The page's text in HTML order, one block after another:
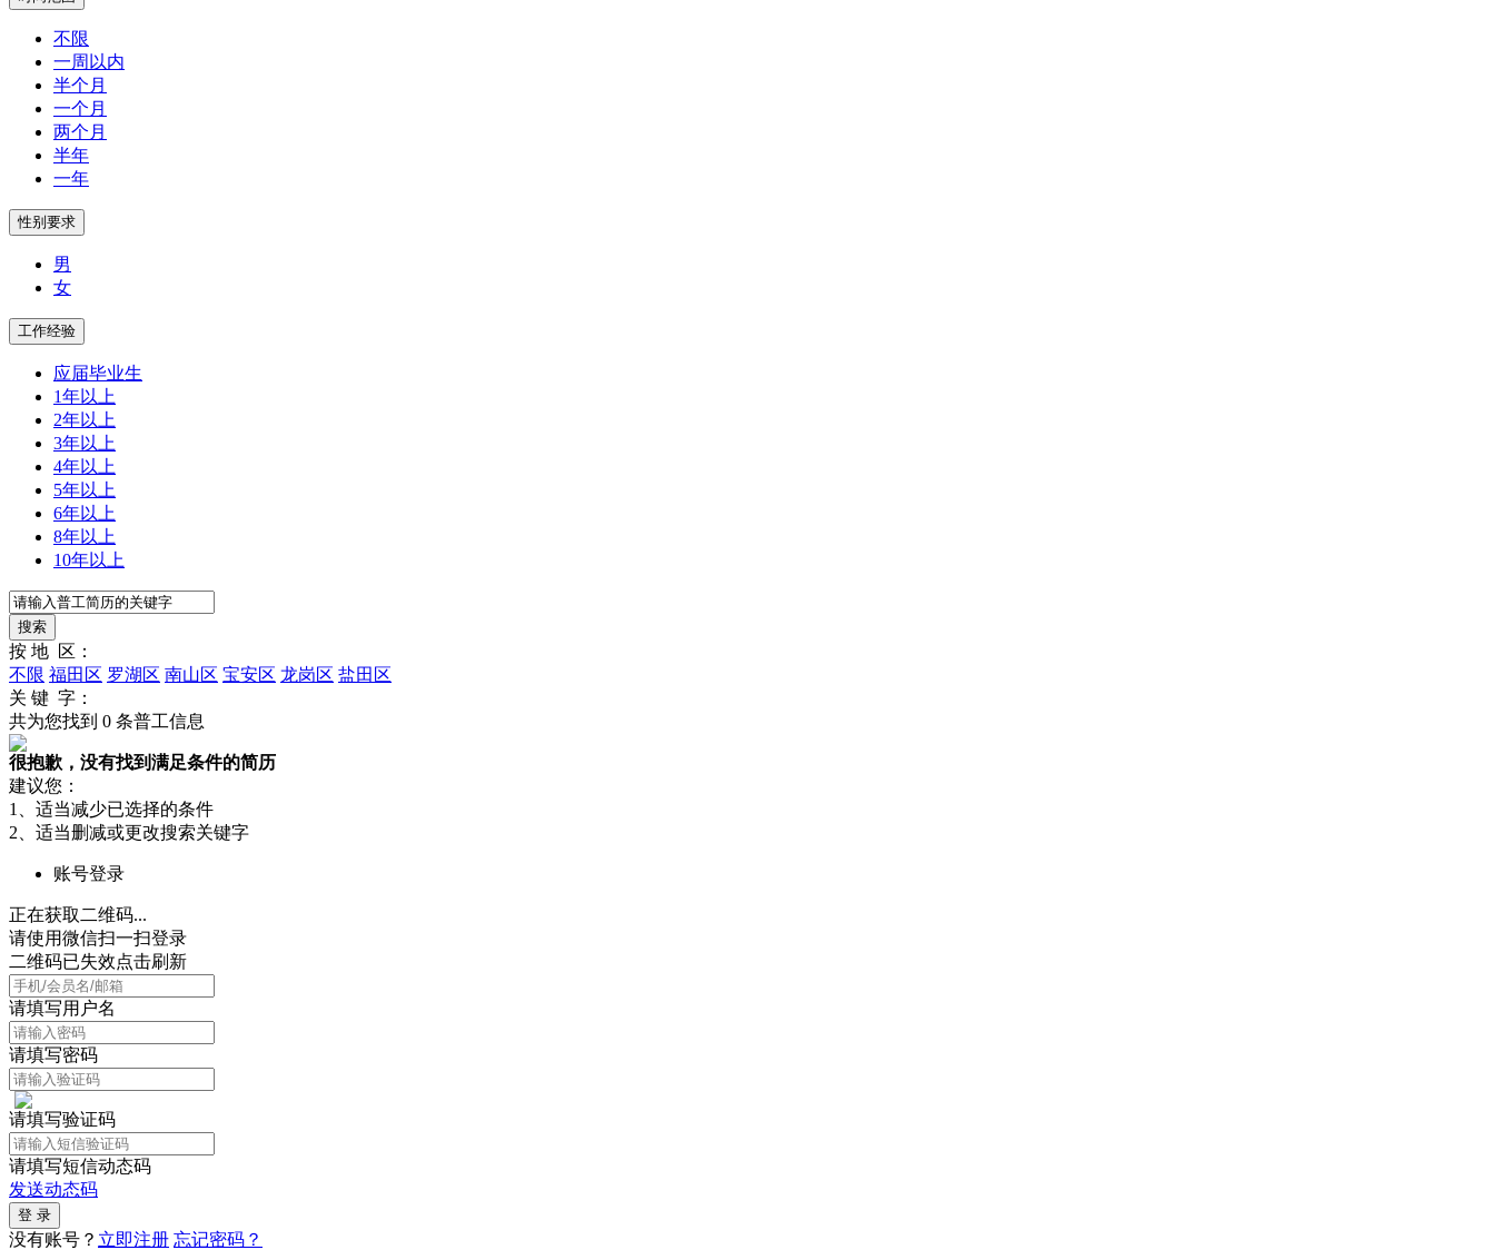
不限
一周以内
半个月
一个月
两个月
半年
一年
男
女
应届毕业生
1年以上
2年以上
3年以上
4年以上
5年以上
6年以上
8年以上
10年以上
按 地 区：
不限 福田区 罗湖区 南山区 宝安区 龙岗区 盐田区
关 键 字：
共为您找到 0 条普工信息
很抱歉，没有找到满足条件的简历
建议您：
1、适当减少已选择的条件
2、适当删减或更改搜索关键字
账号登录
正在获取二维码...
请使用微信扫一扫登录
二维码已失效点击刷新
请填写用户名
请填写密码
请填写验证码
请填写短信动态码
发送动态码
没有账号？ 立即注册 忘记密码？